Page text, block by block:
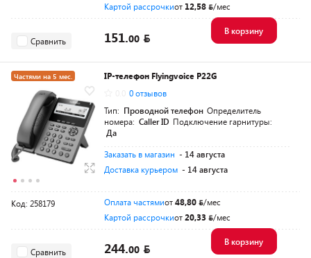
Картой рассрочкиот 12,58 /мес
Сравнить 151.00
В корзину
Частями на 5 мес.
IP-телефон Flyingvoice P22G
0 отзывов
Тип: Проводной телефон Определитель
номера: Caller ID Подключение гарнитуры:
Да
Заказать в магазин - 14 августа
Доставка курьером - 14 августа
Код: 258179 Оплата частямиот48,80
/мес
Картой рассрочкиот20,33 /мес
Сравнить 244.00
В корзину